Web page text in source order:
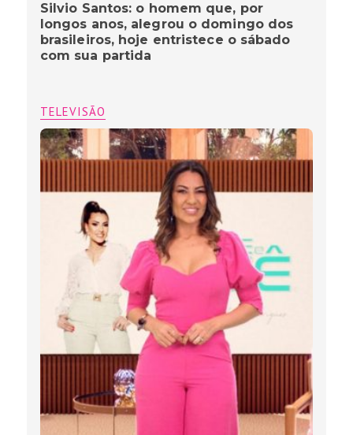
Silvio Santos: o homem que, por
longos anos, alegrou o domingo dos
brasileiros, hoje entristece o sábado
com sua partida
TELEVISÃO